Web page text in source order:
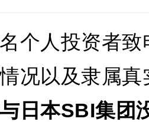
个人投资者
况以及隶属真
日本SBI集团